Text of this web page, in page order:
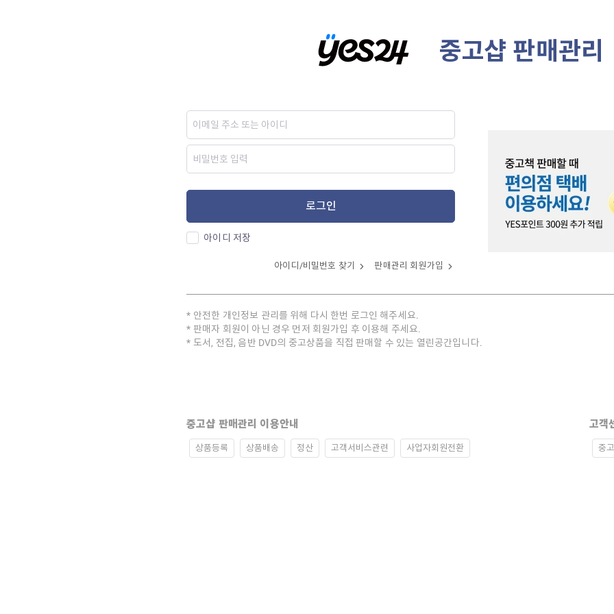
중고샵 판매관리
로그인
아이디 저장
아이디/비밀번호 찾기 판매관리 회원가입
안전한 개인정보 관리를 위해 다시 한번 로그인 해주세요.
판매자 회원이 아닌 경우 먼저 회원가입 후 이용해 주세요.
도서, 전집, 음반 DVD의 중고상품을 직접 판매할 수 있는 열린공간입니다.
중고샵 판매관리 이용안내
상품등록 상품배송 정산 고객서비스관련 사업자회원전환
고객
중